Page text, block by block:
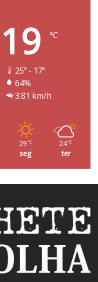
19 ℃
25º - 17º
64%
3.81 km/h
29 ℃
seg
24℃
ter